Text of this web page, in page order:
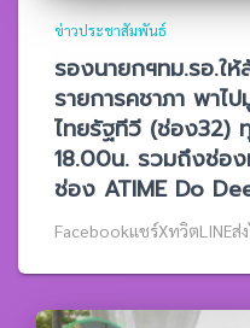
ข่าวประชาสัมพันธ์
รองนายกฯทม.รอ.ใ
รายการคชาภา พาไ
ไทยรัฐทีวี (ช่อง32)
18.00น. รวมถึงช่อง
ช่อง ATIME Do
Facebookแชร์XทวิตLINEส่